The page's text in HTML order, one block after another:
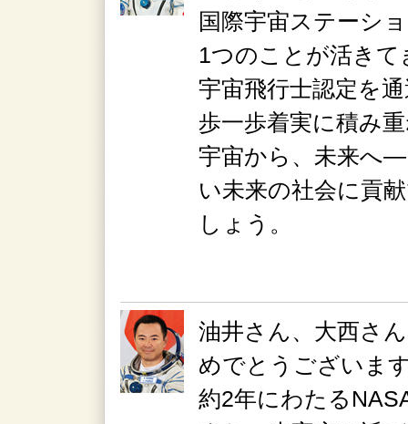
国際宇宙ステーシ
1つのことが活きて
宇宙飛行士認定を
歩一歩着実に積み
宇宙から、未来へ
い未来の社会に貢
しょう。
油井さん、大西さ
めでとうございま
約2年にわたる